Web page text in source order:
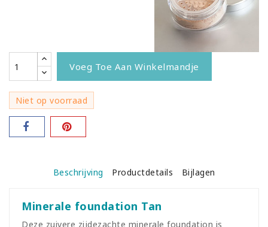
Voeg Toe Aan Winkelmandje
Niet op voorraad
Beschrijving Productdetails Bijlagen
Minerale foundation Tan
Deze zuivere zijdezachte minerale foundation is